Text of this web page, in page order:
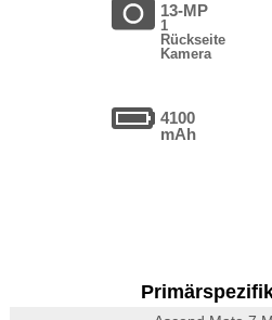
13-MP
1
Rückseite
Kamera
4100
mAh